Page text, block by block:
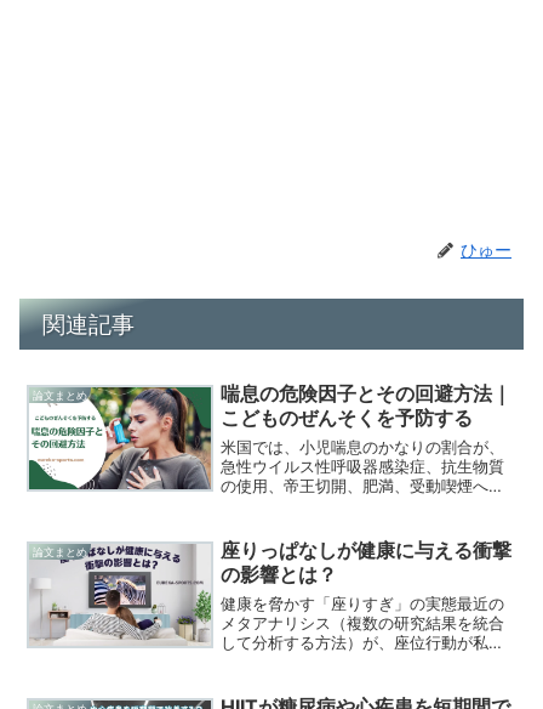
ひゅー
関連記事
論文まとめ
喘息の危険因子とその回避方法｜
こどものぜんそくを予防する
米国では、小児喘息のかなりの割合が、
急性ウイルス性呼吸器感染症、抗生物質
の使用、帝王切開、肥満、受動喫煙への
す。母乳育児と十分な出生前ビタミンD濃
度は、喘息の発症を予防する可能性があ
ります。この記事は喘息の危険因子の回
避方法について紹介していきます。
論文まとめ
座りっぱなしが健康に与える衝撃
の影響とは？
健康を脅かす「座りすぎ」の実態最近の
メタアナリシス（複数の研究結果を統合
して分析する方法）が、座位行動が私た
1,331,468人を対象に、座っている時間や